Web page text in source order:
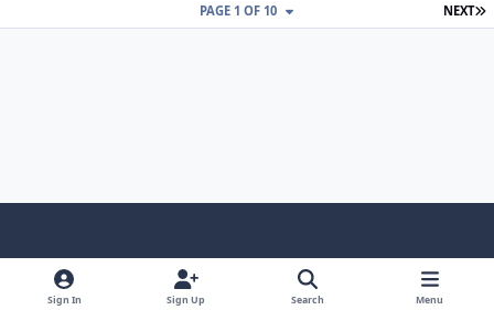
NEXT
PAGE 1 OF 10
Light ModeDark ModeSystem Preference
a
y
o
Sign In Sign Up Search Menu